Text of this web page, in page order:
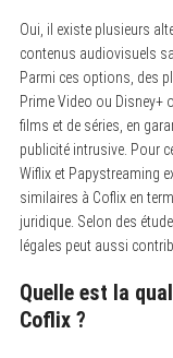
Oui, il existe plusieurs
contenus audiovisuels
Parmi ces options, des
Prime Video ou Disney+
films et de séries, en
publicité intrusive. Pour
Wiflix et Papystreaming
similaires à Coflix en
juridique. Selon des
légales peut aussi
Quelle est la
Coflix ?